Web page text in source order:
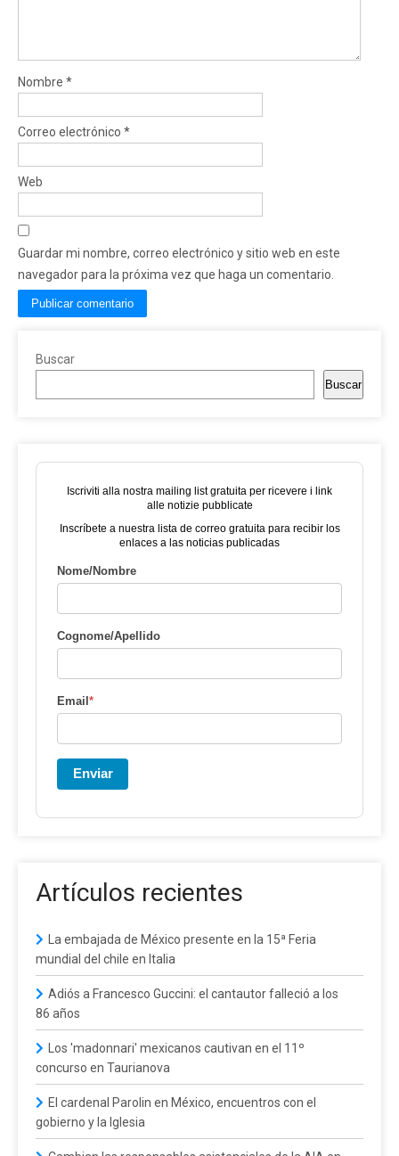
Nombre *
Correo electrónico *
Web
Guardar mi nombre, correo electrónico y sitio web en este
navegador para la próxima vez que haga un comentario.
Buscar
Buscar
Iscriviti alla nostra mailing list gratuita per ricevere i link
alle notizie pubblicate
Inscríbete a nuestra lista de correo gratuita para recibir los
enlaces a las noticias publicadas
Nome/Nombre
Cognome/Apellido
Email*
Enviar
Artículos recientes
La embajada de México presente en la 15ª Feria
mundial del chile en Italia
Adiós a Francesco Guccini: el cantautor falleció a los
86 años
Los 'madonnari' mexicanos cautivan en el 11º
concurso en Taurianova
El cardenal Parolin en México, encuentros con el
gobierno y la Iglesia